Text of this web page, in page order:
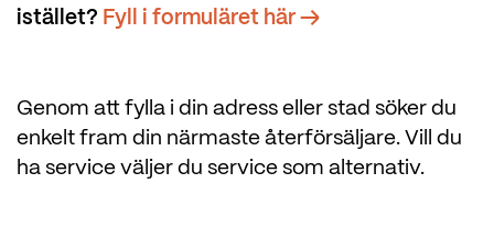
istället? Fyll i formuläret här →
Genom att fylla i din adress eller stad söker du
enkelt fram din närmaste återförsäljare. Vill du
ha service väljer du service som alternativ.